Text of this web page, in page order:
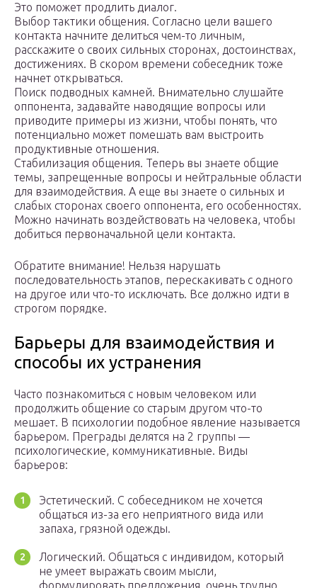
Это поможет продлить диалог.
Выбор тактики общения. Согласно цели вашего
контакта начните делиться чем-то личным,
расскажите о своих сильных сторонах, достоинствах,
достижениях. В скором времени собеседник тоже
начнет открываться.
Поиск подводных камней. Внимательно слушайте
оппонента, задавайте наводящие вопросы или
приводите примеры из жизни, чтобы понять, что
потенциально может помешать вам выстроить
продуктивные отношения.
Стабилизация общения. Теперь вы знаете общие
темы, запрещенные вопросы и нейтральные области
для взаимодействия. А еще вы знаете о сильных и
слабых сторонах своего оппонента, его особенностях.
Можно начинать воздействовать на человека, чтобы
добиться первоначальной цели контакта.
Обратите внимание! Нельзя нарушать
последовательность этапов, перескакивать с одного
на другое или что-то исключать. Все должно идти в
строгом порядке.
Барьеры для взаимодействия и
способы их устранения
Часто познакомиться с новым человеком или
продолжить общение со старым другом что-то
мешает. В психологии подобное явление называется
барьером. Преграды делятся на 2 группы —
психологические, коммуникативные. Виды
барьеров:
Эстетический. С собеседником не хочется
общаться из-за его неприятного вида или
запаха, грязной одежды.
Логический. Общаться с индивидом, который
не умеет выражать своим мысли,
формулировать предложения, очень трудно.